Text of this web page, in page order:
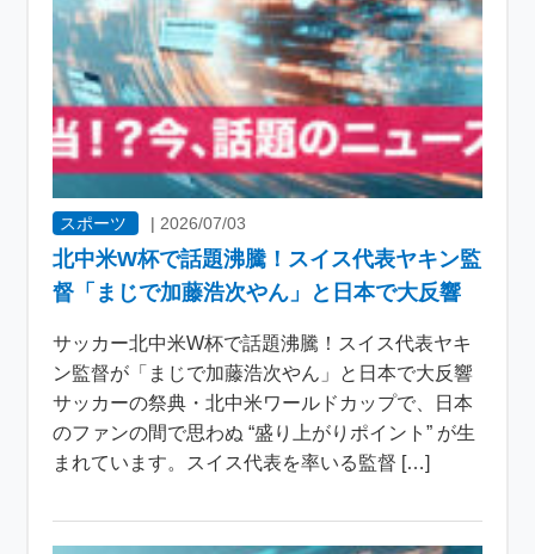
スポーツ | 2026/07/03
北中米W杯で話題沸騰！スイス代表ヤキン監
督「まじで加藤浩次やん」と日本で大反響
サッカー北中米W杯で話題沸騰！スイス代表ヤキ
ン監督が「まじで加藤浩次やん」と日本で大反響
サッカーの祭典・北中米ワールドカップで、日本
のファンの間で思わぬ “盛り上がりポイント” が生
まれています。スイス代表を率いる監督 […]